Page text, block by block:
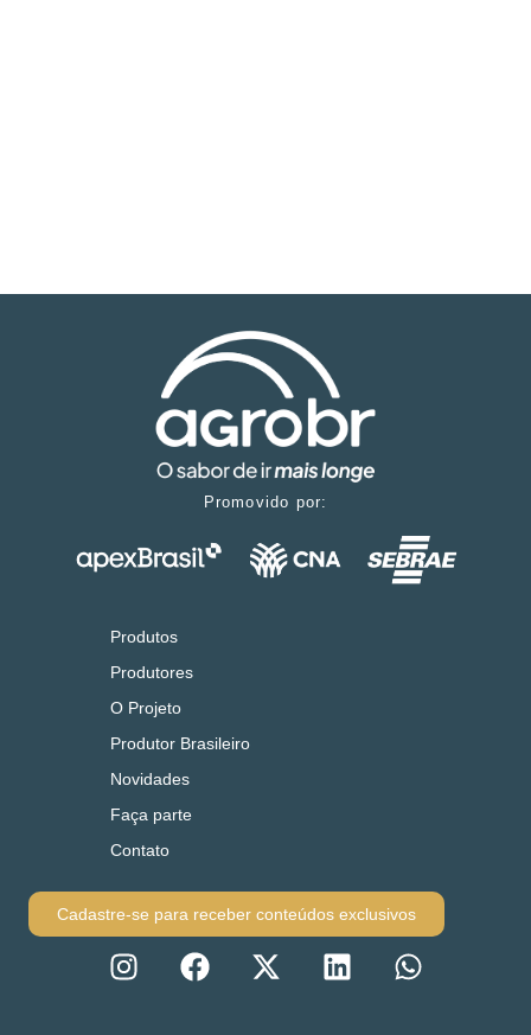
Promovido por:
Produtos
Produtores
O Projeto
Produtor Brasileiro
Novidades
Faça parte
Contato
Cadastre-se para receber conteúdos exclusivos